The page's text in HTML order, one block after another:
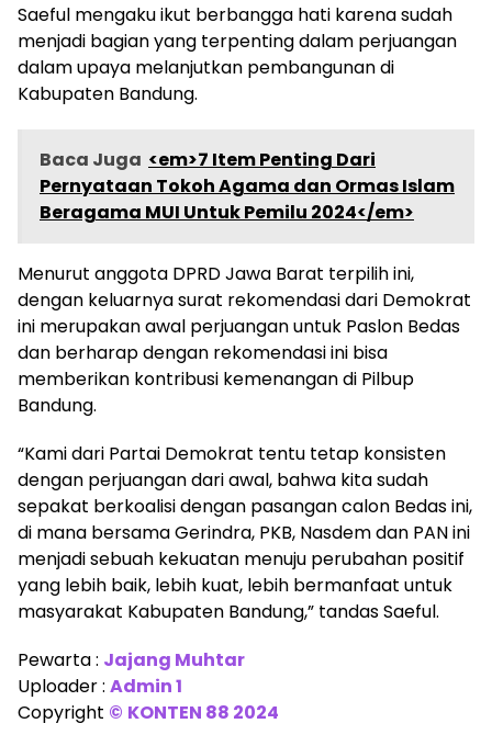
Saeful mengaku ikut berbangga hati karena sudah
menjadi bagian yang terpenting dalam perjuangan
dalam upaya melanjutkan pembangunan di
Kabupaten Bandung.
Baca Juga <em>7 Item Penting Dari
Pernyataan Tokoh Agama dan Ormas Islam
Beragama MUI Untuk Pemilu 2024</em>
Menurut anggota DPRD Jawa Barat terpilih ini,
dengan keluarnya surat rekomendasi dari Demokrat
ini merupakan awal perjuangan untuk Paslon Bedas
dan berharap dengan rekomendasi ini bisa
memberikan kontribusi kemenangan di Pilbup
Bandung.
“Kami dari Partai Demokrat tentu tetap konsisten
dengan perjuangan dari awal, bahwa kita sudah
sepakat berkoalisi dengan pasangan calon Bedas ini,
di mana bersama Gerindra, PKB, Nasdem dan PAN ini
menjadi sebuah kekuatan menuju perubahan positif
yang lebih baik, lebih kuat, lebih bermanfaat untuk
masyarakat Kabupaten Bandung,” tandas Saeful.
Pewarta : Jajang Muhtar
Uploader : Admin 1
Copyright © KONTEN 88 2024